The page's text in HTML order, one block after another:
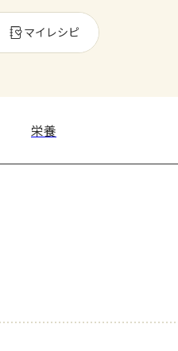
マイレシピ
栄養